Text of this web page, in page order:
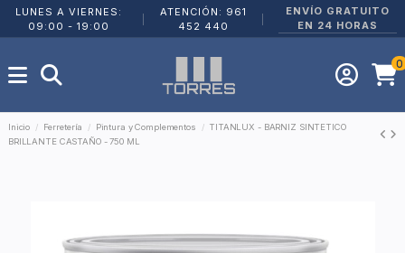
LUNES A VIERNES:
09:00 - 19:00
ATENCIÓN: 961
452 440
ENVÍO GRATUITO
EN 24 HORAS
0
Inicio Ferretería Pintura y Complementos
TITANLUX - BARNIZ SINTETICO
BRILLANTE CASTAÑO - 750 ML